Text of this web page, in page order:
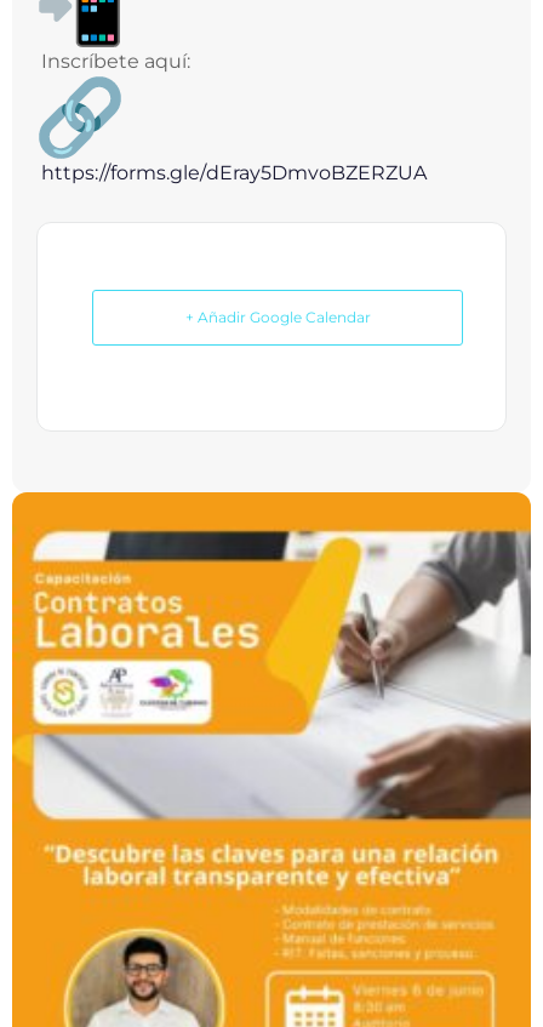
Inscríbete aquí:
https://forms.gle/dEray5DmvoBZERZUA
+ Añadir Google Calendar